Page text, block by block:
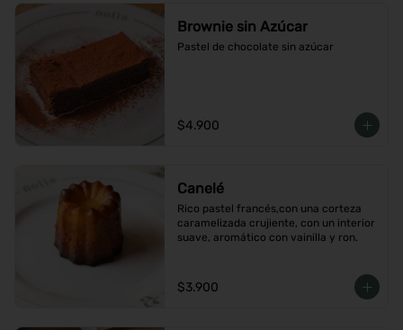
Brownie sin Azúcar
Pastel de chocolate sin azúcar
$4.900
Canelé
Rico pastel francés,con una corteza
caramelizada crujiente, con un interior
suave, aromático con vainilla y ron.
$3.900